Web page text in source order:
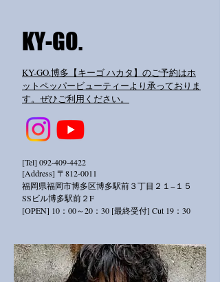
​KY-GO.
KY-GO.博多【キーゴ ハカタ】のご予約はホ
ットペッパービューティーより承っておりま
す。ぜひご利用ください。
[Tel] 092-409-4422
[Address] 〒812-0011
福岡県福岡市博多区博多駅前３丁目２１−１５
SSビル博多駅前２F
[OPEN] 10：00～20：30 [最終受付] Cut 19：30